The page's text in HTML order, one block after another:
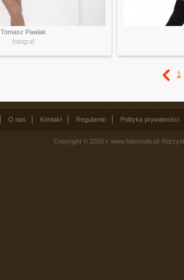
Tomasz Pawlak
fotograf
1
O nas Kontakt Regulamin Polityka prywatności
Copyright © 2026 r. www.fotomody.pl.